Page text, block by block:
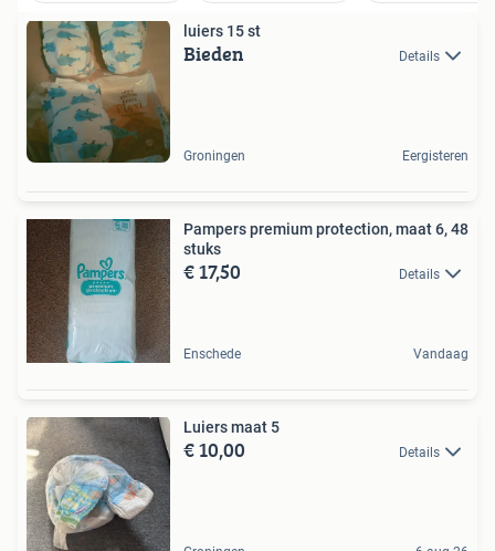
luiers 15 st
Bieden Details
Groningen Eergisteren
Pampers premium protection, maat 6, 48
stuks
€ 17,50 Details
Enschede Vandaag
Luiers maat 5
€ 10,00 Details